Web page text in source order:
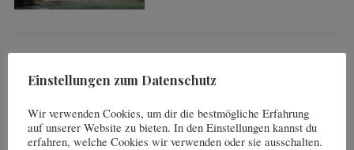
Einst Kartoffelferien –
jetzt bunte Herbstferien
by News Redaktion
e
h
o
r
Einstellungen zum Datenschutz
Wir verwenden Cookies, um dir die bestmögliche Erfahrung
auf unserer Website zu bieten. In den Einstellungen kannst du
erfahren, welche Cookies wir verwenden oder sie ausschalten.